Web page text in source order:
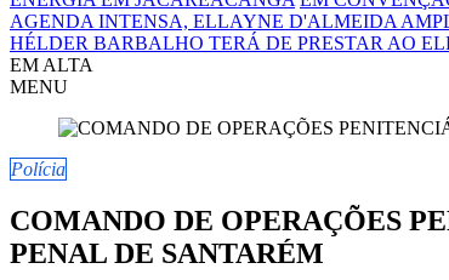
AGENDA INTENSA, ELLAYNE D'ALMEIDA
HÉLDER BARBALHO TERÁ DE PRESTAR AO
EM ALTA
MENU
Polícia
COMANDO DE OPERAÇÕES
PENAL DE SANTARÉM